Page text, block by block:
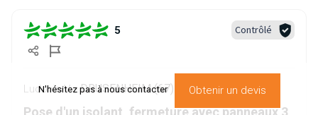
N'hésitez pas à nous contacter Obtenir un devis
5 Contrôlé
Ludovic V. -DRUSENHEIM (67)
Pose d'un isolant, fermeture avec panneaux 3